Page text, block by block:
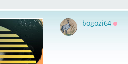
bogozi64